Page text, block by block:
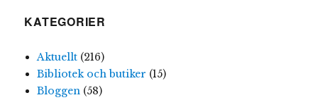
KATEGORIER
Aktuellt(216)
Bibliotek och butiker (15)
Bloggen(58)